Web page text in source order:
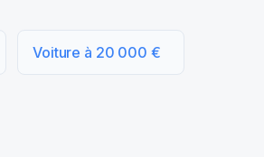
Voiture à 20 000 €